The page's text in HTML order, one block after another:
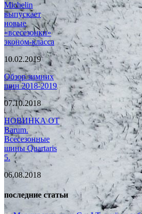
Michelin
выпускает
новые
«всесезонки»
эконом-класса
10.02.2019
Обзор зимних
шин 2018-2019
07.10.2018
НОВИНКА ОТ
Barum.
Всесезонные
шины Quartaris
5.
06.08.2018
последние статьи